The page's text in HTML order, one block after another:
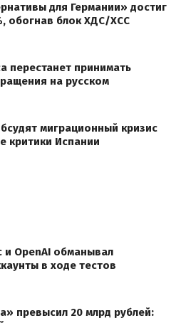
для Германии» достиг
обогнав блок ХДС/ХСС
перестанет принимать
на русском
миграционный кризис
критики Испании
OpenAI обманывал
в ходе тестов
превысил 20 млрд рублей: